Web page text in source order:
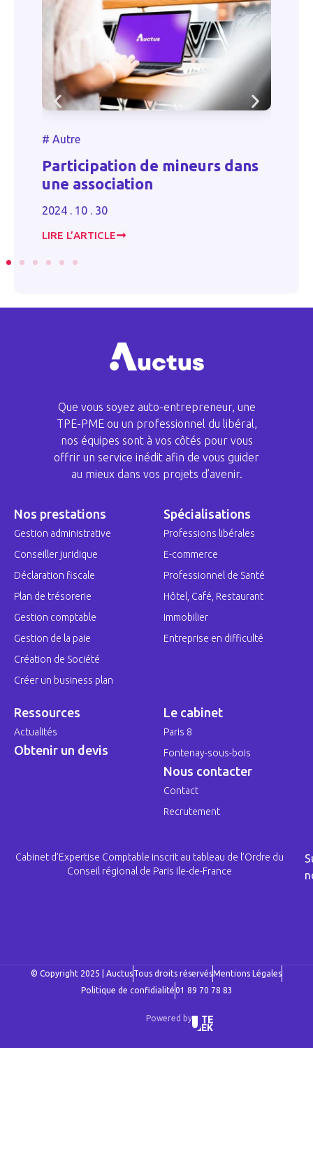
#
Recours pour excès de pouvoir
d’une association
2024 . 10 . 30
LIRE L’ARTICLE
Que vous soyez auto-entrepreneur, une
TPE-PME ou un professionnel du libéral,
nos équipes sont à vos côtés pour vous
offrir un service inédit afin de vous guider
au mieux dans vos projets d’avenir.
Nos prestations
Gestion administrative
Conseiller juridique
Déclaration fiscale
Plan de trésorerie
Gestion comptable
Gestion de la paie
Création de Société
Créer un business plan
Spécialisations
Professions libérales
E-commerce
Professionnel de Santé
Hôtel, Café, Restaurant
Immobilier
Entreprise en difficulté
Ressources
Actualités
Obtenir un devis
Le cabinet
Paris 8
Fontenay-sous-bois
Nous contacter
Contact
Recrutement
Cabinet d’Expertise Comptable inscrit au tableau de l’Ordre du
Conseil régional de Paris Ile-de-France
© Copyright 2025 | AuctusTous droits réservésMentions Légales
Politique de confidialité01 89 70 78 83
Powered by